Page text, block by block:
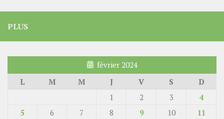
PLUS
février 2024
L
M M J V S
D
1
2 3
4
5
6 7 8 9 10
11